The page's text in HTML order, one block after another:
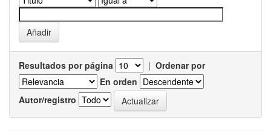
Resultados por página | Ordenar por
En orden
Autor/registro